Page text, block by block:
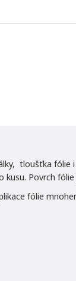
tloušťka fólie
kusu. Povrch
fólie